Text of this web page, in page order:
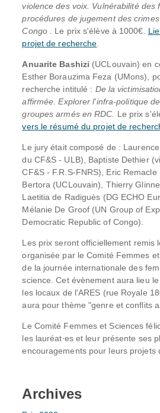
violence des voix. Vulnérabilité des
procédures de jugement des
Congo. Le prix s'élève à 1000€.
projet de recherche
Anuarite Bashizi (UCLouvain) en
Esther Borauzima Feza (UMons),
recherche intitulé : De la
affirmée. Explorer l'infra-politique
groupes armés en RDC. Le prix
vers le résumé du projet de
Le jury était composé de :
du CF&S - ULB), Baptiste Dethier
CF&S - F.R.S-FNRS), Eric Remacle
Bertora (UCLouvain), Thierry
Laetitia de Radiguès (DG ECHO
Mélanie De Groof (UN Group of
Democratic Republic of Congo).
Les prix seront officiellement remis
organisée par le Comité Femmes
de la journée internationale des
science. Cet évènement aura lieu
les locaux de l'ARES (rue Royale
aura pour thème "genre et conflits
Le Comité Femmes et Sciences
les lauréat∙es et leur présente ses
encouragements pour leurs projets
Archives